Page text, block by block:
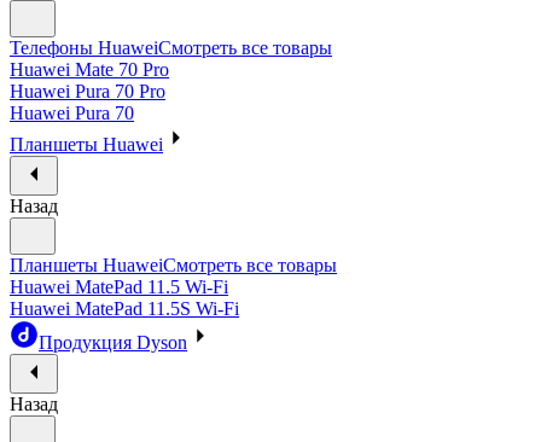
Телефоны HuaweiСмотреть все товары
Huawei Mate 70 Pro
Huawei Pura 70 Pro
Huawei Pura 70
Планшеты Huawei
Назад
Планшеты HuaweiСмотреть все товары
Huawei MatePad 11.5 Wi-Fi
Huawei MatePad 11.5S Wi-Fi
Продукция Dyson
Назад